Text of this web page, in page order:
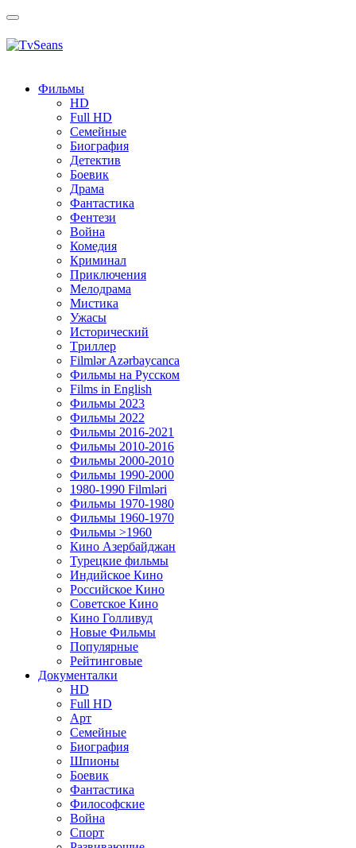
Toggle
Фильмы
HD
Full HD
Семейные
Биография
Детектив
Боевик
Драма
Фантастика
Фентези
Война
Комедия
Криминал
Приключения
Мелодрама
Мистика
Ужасы
Исторический
Tриллер
Filmlər Azərbaycanca
Фильмы на Русском
Films in English
Фильмы 2023
Фильмы 2022
Фильмы 2016-2021
Фильмы 2010-2016
Фильмы 2000-2010
Фильмы 1990-2000
1980-1990 Filmləri
Фильмы 1970-1980
Фильмы 1960-1970
Фильмы >1960
Кино Азербайджан
Турецкие фильмы
Индийское Кино
Российское Кино
Советское Кино
Кино Голливуд
Новые Фильмы
Популярные
Рейтинговые
Документалки
HD
Full HD
Арт
Семейные
Биография
Шпионы
Боевик
Фантастика
Философские
Война
Спорт